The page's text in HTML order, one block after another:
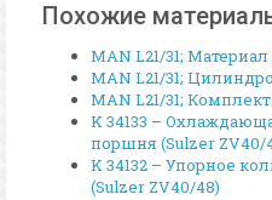
Похожие
MAN L21/31;
MAN L21/31;
MAN L21/31;
K 34133 –
поршня (Sulzer ZV40/
K 34132 – Упорное
(Sulzer ZV40/48)